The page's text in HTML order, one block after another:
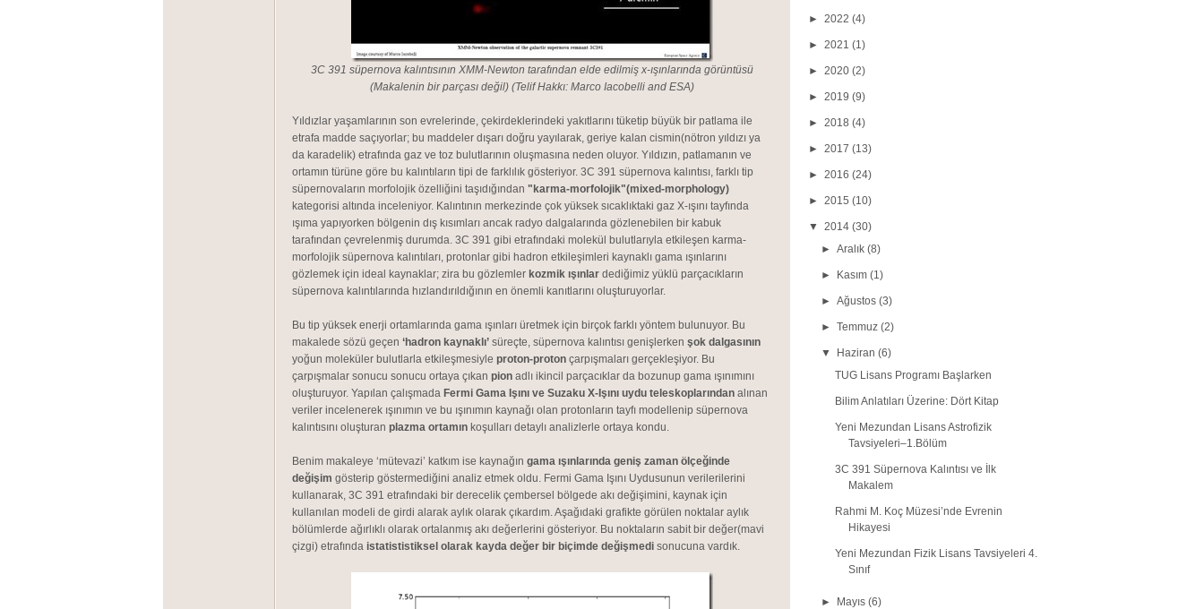
3C 391 süpernova kalıntısının XMM-Newton tarafından elde edilmiş x-ışınlarında görüntüsü
(Makalenin bir parçası değil) (Telif Hakkı: Marco Iacobelli and ESA)
Yıldızlar yaşamlarının son evrelerinde, çekirdeklerindeki yakıtlarını tüketip büyük bir patlama ile
etrafa madde saçıyorlar; bu maddeler dışarı doğru yayılarak, geriye kalan cismin(nötron yıldızı ya
da karadelik) etrafında gaz ve toz bulutlarının oluşmasına neden oluyor. Yıldızın, patlamanın ve
ortamın türüne göre bu kalıntıların tipi de farklılık gösteriyor. 3C 391 süpernova kalıntısı, farklı tip
süpernovaların morfolojik özelliğini taşıdığından "karma-morfolojik"(mixed-morphology)
kategorisi altında inceleniyor. Kalıntının merkezinde çok yüksek sıcaklıktaki gaz X-ışını tayfında
ışıma yapıyorken bölgenin dış kısımları ancak radyo dalgalarında gözlenebilen bir kabuk
tarafından çevrelenmiş durumda. 3C 391 gibi etrafındaki molekül bulutlarıyla etkileşen karma-
morfolojik süpernova kalıntıları, protonlar gibi hadron etkileşimleri kaynaklı gama ışınlarını
gözlemek için ideal kaynaklar; zira bu gözlemler kozmik ışınlar dediğimiz yüklü parçacıkların
süpernova kalıntılarında hızlandırıldığının en önemli kanıtlarını oluşturuyorlar.
Bu tip yüksek enerji ortamlarında gama ışınları üretmek için birçok farklı yöntem bulunuyor. Bu
makalede sözü geçen ‘hadron kaynaklı’ süreçte, süpernova kalıntısı genişlerken şok dalgasının
yoğun moleküler bulutlarla etkileşmesiyle proton-proton çarpışmaları gerçekleşiyor. Bu
çarpışmalar sonucu sonucu ortaya çıkan pion adlı ikincil parçacıklar da bozunup gama ışınımını
oluşturuyor. Yapılan çalışmada Fermi Gama Işını ve Suzaku X-Işını uydu teleskoplarından alınan
veriler incelenerek ışınımın ve bu ışınımın kaynağı olan protonların tayfı modellenip süpernova
kalıntısını oluşturan plazma ortamın koşulları detaylı analizlerle ortaya kondu.
Benim makaleye ‘mütevazi’ katkım ise kaynağın gama ışınlarında geniş zaman ölçeğinde
değişim gösterip göstermediğini analiz etmek oldu. Fermi Gama Işını Uydusunun verilerilerini
kullanarak, 3C 391 etrafındaki bir derecelik çembersel bölgede akı değişimini, kaynak için
kullanılan modeli de girdi alarak aylık olarak çıkardım. Aşağıdaki grafikte görülen noktalar aylık
bölümlerde ağırlıklı olarak ortalanmış akı değerlerini gösteriyor. Bu noktaların sabit bir değer(mavi
çizgi) etrafında istatististiksel olarak kayda değer bir biçimde değişmedi sonucuna vardık.
► 2022 (4)
► 2021 (1)
► 2020 (2)
► 2019 (9)
► 2018 (4)
► 2017 (13)
► 2016 (24)
► 2015 (10)
▼ 2014 (30)
►Aralık(8)
► Kasım(1)
►Ağustos(3)
►Temmuz(2)
▼ Haziran(6)
TUG Lisans Programı Başlarken
Bilim Anlatıları Üzerine: Dört Kitap
Yeni Mezundan Lisans Astrofizik
Tavsiyeleri–1.Bölüm
3C 391 Süpernova Kalıntısı ve İlk
Makalem
Rahmi M. Koç Müzesi’nde Evrenin
Hikayesi
Yeni Mezundan Fizik Lisans Tavsiyeleri 4.
Sınıf
► Mayıs(6)